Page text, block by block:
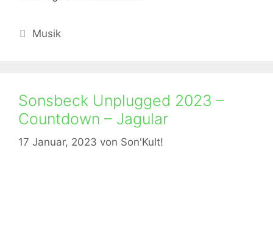
Kategorien
Musik
Sonsbeck Unplugged 2023 –
Countdown – Jagular
17 Januar, 2023 von Son'Kult!